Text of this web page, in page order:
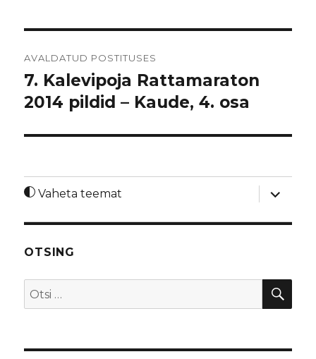
AVALDATUD POSTITUSES
7. Kalevipoja Rattamaraton
2014 pildid – Kaude, 4. osa
Vaheta teemat
laienda
OTSING
Otsi: